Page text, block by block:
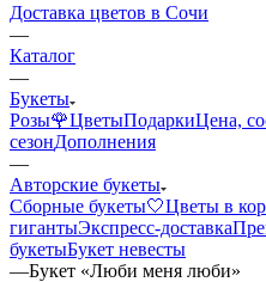
Доставка цветов в Сочи
—
Каталог
—
Букеты
Розы🌹ЦветыПодаркиЦена,
сезонДополнения
—
Авторские букеты
Сборные букеты🤍Цветы в
гигантыЭкспресс-доставка
букетыБукет невесты
—Букет «Люби меня люби»